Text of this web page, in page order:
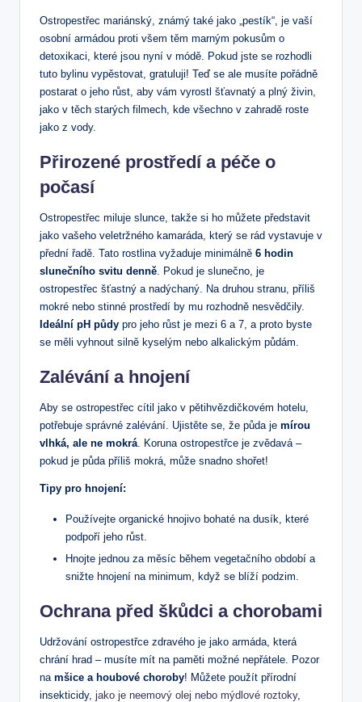
Ostropestřec mariánský, známý také jako „pestík“, je vaší
osobní armádou proti všem těm marným pokusům o
detoxikaci, které jsou nyní v módě. Pokud jste se rozhodli
tuto bylinu vypěstovat, gratuluji! Teď se ale musíte pořádně
postarat o jeho růst, aby vám vyrostl šťavnatý a plný živin,
jako v těch starých filmech, kde všechno v zahradě roste
jako z vody.
Přirozené prostředí a péče o
počasí
Ostropestřec miluje slunce, takže si ho můžete představit
jako vašeho veletržného kamaráda, který se rád vystavuje v
přední řadě. Tato rostlina vyžaduje minimálně 6 hodin
slunečního svitu denně . Pokud je slunečno, je
ostropestřec šťastný a nadýchaný. Na druhou stranu, příliš
mokré nebo stinné prostředí by mu rozhodně nesvědčily.
Ideální pH půdy pro jeho růst je mezi 6 a 7, a proto byste
se měli vyhnout silně kyselým nebo alkalickým půdám.
Zalévání a hnojení
Aby se ostropestřec cítil jako v pětihvězdičkovém hotelu,
potřebuje správné zalévání. Ujistěte se, že půda je mírou
vlhká, ale ne mokrá . Koruna ostropestřce je zvědavá –
pokud je půda příliš mokrá, může snadno shořet!
Tipy pro hnojení:
Používejte organické hnojivo bohaté na dusík, které
podpoří jeho růst.
Hnojte jednou za měsíc během vegetačního období a
snižte hnojení na minimum, když se blíží podzim.
Ochrana před škůdci a chorobami
Udržování ostropestřce zdravého je jako armáda, která
chrání hrad – musíte mít na paměti možné nepřátele. Pozor
na mšice a houbové choroby! Můžete použít přírodní
insekticidy, jako je neemový olej nebo mýdlové roztoky,